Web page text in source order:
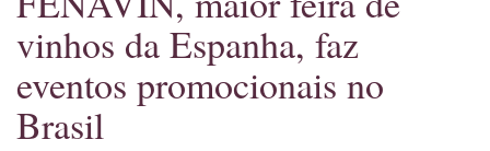
vinhos da Espanha, faz
eventos promocionais no
Brasil